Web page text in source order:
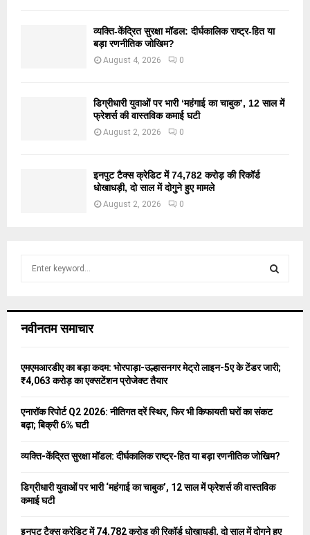
व्यक्ति-केंद्रित सुरक्षा मॉडल: दीर्घकालिक राष्ट्र-हित या
बड़ा रणनीतिक जोखिम?
August 4, 2026 0
डिग्रीधारी युवाओं पर भारी ‘महंगाई का चाबुक’, 12 साल में
फ्रेशर्स की वास्तविक कमाई घटी
August 2, 2026 0
इनपुट टैक्स क्रेडिट में 74,782 करोड़ की रिकॉर्ड
धोखाधड़ी, दो साल में दोगुने हुए मामले
August 2, 2026 0
h
o
r
C
नवीनतम समाचार
एमएमआरडीए का बड़ा कदम: भोरपाड़ा-उल्हासनगर मेट्रो लाइन-5ए के टेंडर जारी;
₹4,063 करोड़ का एक्सटेंशन प्रोजेक्ट तैयार
एनारॉक रिपोर्ट Q2 2026: नीतिगत दरें स्थिर, फिर भी किफायती घरों का संकट
बढ़ा; बिक्री 6% घटी
व्यक्ति-केंद्रित सुरक्षा मॉडल: दीर्घकालिक राष्ट्र-हित या बड़ा रणनीतिक जोखिम?
डिग्रीधारी युवाओं पर भारी ‘महंगाई का चाबुक’, 12 साल में फ्रेशर्स की वास्तविक
कमाई घटी
इनपुट टैक्स क्रेडिट में 74,782 करोड़ की रिकॉर्ड धोखाधड़ी, दो साल में दोगुने हुए